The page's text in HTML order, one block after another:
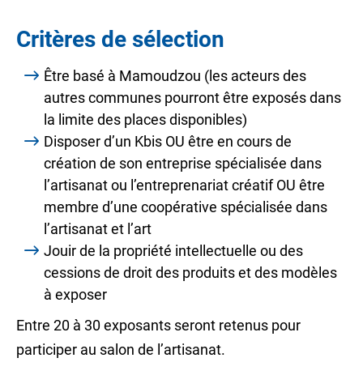
Critères de sélection
Être basé à Mamoudzou (les acteurs des
autres communes pourront être exposés dans
la limite des places disponibles)
Disposer d’un Kbis OU être en cours de
création de son entreprise spécialisée dans
l’artisanat ou l’entreprenariat créatif OU être
membre d’une coopérative spécialisée dans
l’artisanat et l’art
Jouir de la propriété intellectuelle ou des
cessions de droit des produits et des modèles
à exposer
Entre 20 à 30 exposants seront retenus pour
participer au salon de l’artisanat.